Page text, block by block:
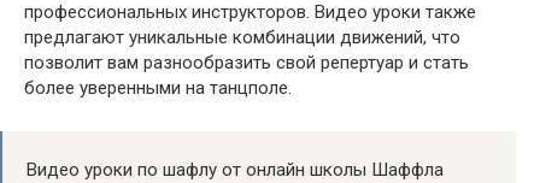
профессиональных инструкторов. Видео уроки также
предлагают уникальные комбинации движений, что
позволит вам разнообразить свой репертуар и стать
более уверенными на танцполе.
Видео уроки по шафлу от онлайн школы Шаффла